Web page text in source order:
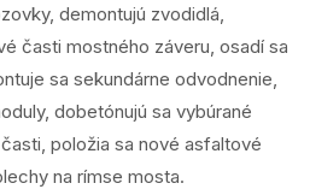
demontujú zvodidlá,
časti mostného záveru, osadí sa
sa sekundárne odvodnenie,
dobetónujú sa vybúrané
položia sa nové asfaltové
na rímse mosta.